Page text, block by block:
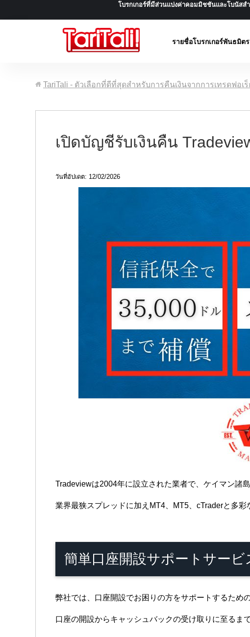
โบรกเกอร์ที่มีส่วนแบ่งค่าคอมมิชชันและโบนัสส
รายชื่อโบรกเกอร์พันธมิตร
TariTali - ตัวเลือกที่ดีที่สุดสำหรับการคืนเงินจากการเทรดฟอเ
เปิดบัญชีรับเงินคืน
วันที่อัปเดต: 12/02/2026
Tradeviewは2004年に設立された業者で、ケイマン諸
業界最狭スプレッドに加えMT4、MT5、cTraderと多
簡単口座開設サポートサービ
弊社では、口座開設でお困りの方をサポートするため
口座の開設からキャッシュバックの受け取りに至るま